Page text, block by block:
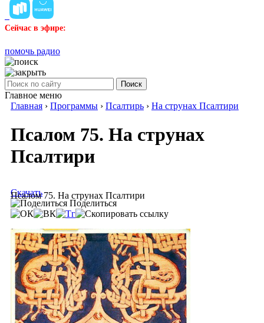
Сейчас в эфире:
помочь радио
Поиск
Главное меню
Главная › Программы › Псалтирь › На струнах Псалтири
Псалом 75. На струнах
Псалтири
Псалом 75. На струнах Псалтири
Скачать
Поделиться